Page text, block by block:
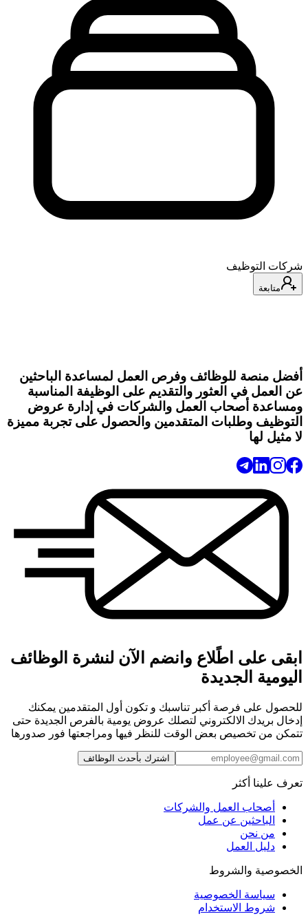
شركات التوظيف
متابعة
أفضل منصة للوظائف وفرص العمل لمساعدة الباحثين
عن العمل في العثور والتقديم على الوظيفة المناسبة
ومساعدة أصحاب العمل والشركات في إدارة عروض
التوظيف وطلبات المتقدمين والحصول على تجربة مميزة
لا مثيل لها
ابقى على اطًلاع وانضم الآن لنشرة الوظائف
اليومية الجديدة
للحصول على فرصة أكبر تناسبك و تكون أول المتقدمين يمكنك
إدخال بريدك الالكتروني لتصلك عروض يومية بالفرص الجديدة حتى
تتمكن من تخصيص بعض الوقت للنظر فيها ومراجعتها فور صدورها
اشترك بأحدث الوظائف
تعرف علينا أكثر
أصحاب العمل والشركات
الباحثين عن عمل
من نحن
دليل العمل
الخصوصية والشروط
سياسة الخصوصية
شروط الاستخدام